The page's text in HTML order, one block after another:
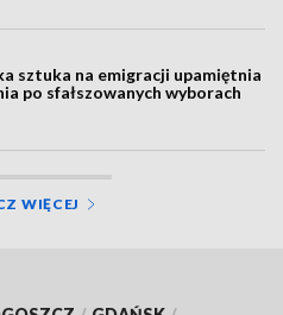
sztuka na emigracji upamiętnia
po sfałszowanych wyborach
WIĘCEJ